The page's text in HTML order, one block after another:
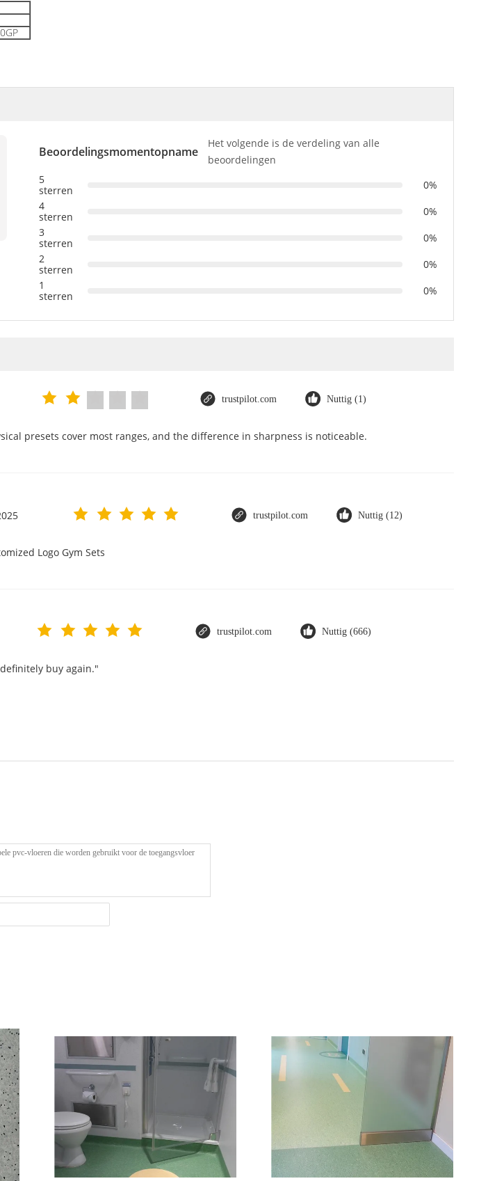
Beoordelingsmomentopname
Het volgende is de verdeling van alle
beoordelingen
5
sterren
0%
4
sterren
0%
3
sterren
0%
2
sterren
0%
1
sterren
0%
trustpilot.com Nuttig (1)
presets cover most ranges, and the difference in sharpness is noticeable.
trustpilot.com Nuttig (12)
Logo Gym Sets
trustpilot.com Nuttig (666)
buy again."